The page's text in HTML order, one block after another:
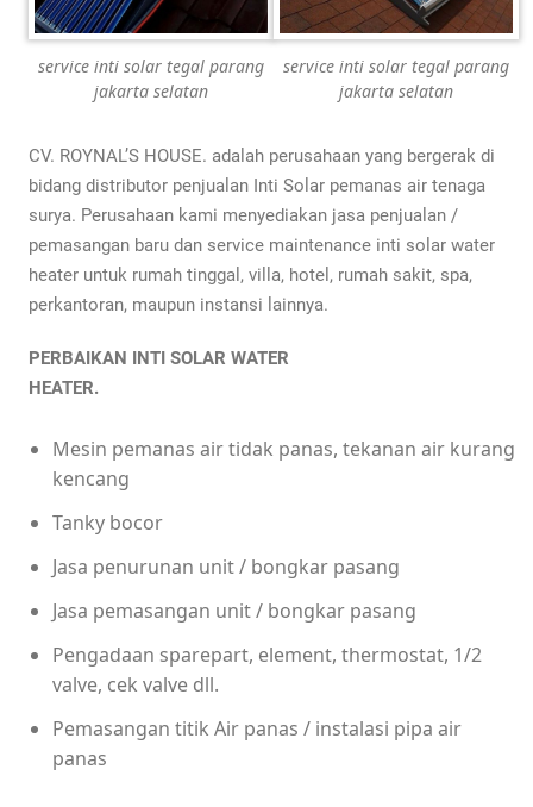
service inti solar tegal parang
jakarta selatan
service inti solar tegal parang
jakarta selatan
CV. ROYNAL’S HOUSE. adalah perusahaan yang bergerak di
bidang distributor penjualan Inti Solar pemanas air tenaga
surya. Perusahaan kami menyediakan jasa penjualan /
pemasangan baru dan service maintenance inti solar water
heater untuk rumah tinggal, villa, hotel, rumah sakit, spa,
perkantoran, maupun instansi lainnya.
PERBAIKAN INTI SOLAR WATER
HEATER.
Mesin pemanas air tidak panas, tekanan air kurang
kencang
Tanky bocor
Jasa penurunan unit / bongkar pasang
Jasa pemasangan unit / bongkar pasang
Pengadaan sparepart, element, thermostat, 1/2
valve, cek valve dll.
Pemasangan titik Air panas / instalasi pipa air
panas